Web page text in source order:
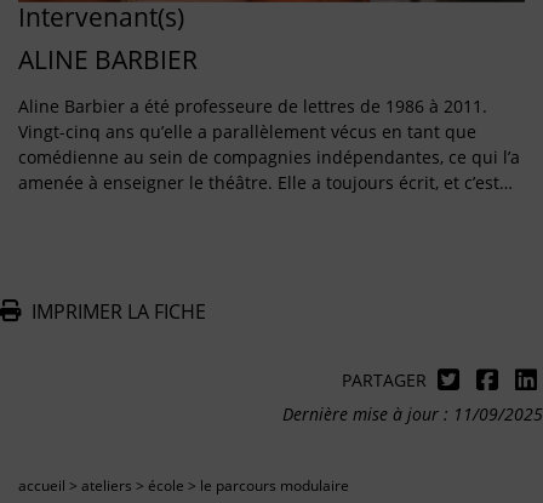
Intervenant(s)
ALINE BARBIER
Aline Barbier a été professeure de lettres de 1986 à 2011.
Vingt-cinq ans qu’elle a parallèlement vécus en tant que
comédienne au sein de compagnies indépendantes, ce qui l’a
amenée à enseigner le théâtre. Elle a toujours écrit, et c’est…
IMPRIMER LA FICHE
PARTAGER
Dernière mise à jour : 11/09/2025
accueil > ateliers > école > le parcours modulaire